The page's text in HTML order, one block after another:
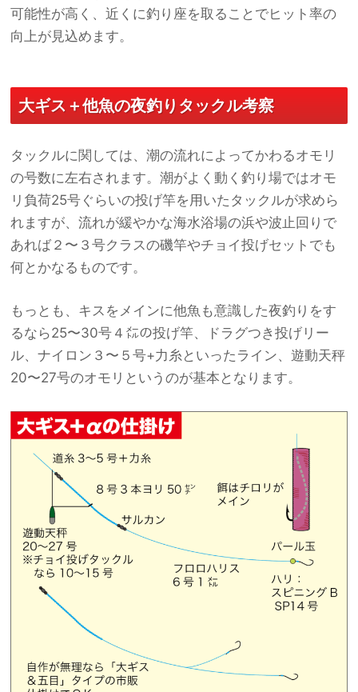
可能性が高く、近くに釣り座を取ることでヒット率の
向上が見込めます。
大ギス＋他魚の夜釣りタックル考察
タックルに関しては、潮の流れによってかわるオモリ
の号数に左右されます。潮がよく動く釣り場ではオモ
リ負荷25号ぐらいの投げ竿を用いたタックルが求めら
れますが、流れが緩やかな海水浴場の浜や波止回りで
あれば２〜３号クラスの磯竿やチョイ投げセットでも
何とかなるものです。
もっとも、キスをメインに他魚も意識した夜釣りをす
るなら25〜30号４㍍の投げ竿、ドラグつき投げリー
ル、ナイロン３〜５号+力糸といったライン、遊動天秤
20〜27号のオモリというのが基本となります。